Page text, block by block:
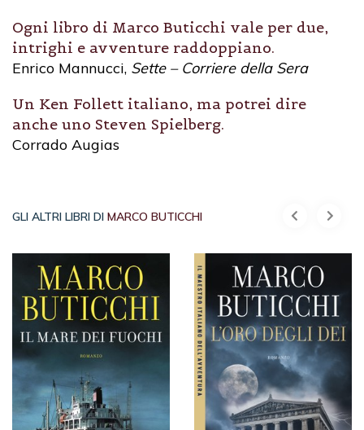
Ogni libro di Marco Buticchi vale per due,
intrighi e avventure raddoppiano.
Enrico Mannucci, Sette – Corriere della Sera
Un Ken Follett italiano, ma potrei dire
anche uno Steven Spielberg.
Corrado Augias
GLI ALTRI LIBRI DI MARCO BUTICCHI